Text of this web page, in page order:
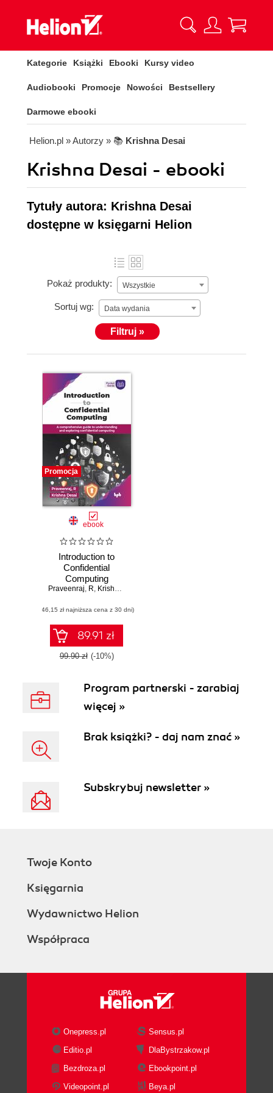
Kategorie Książki Ebooki Kursy video
Audiobooki Promocje Nowości Bestsellery
Darmowe ebooki
Helion.pl » Autorzy » 📚 Krishna Desai
Krishna Desai - ebooki
Tytuły autora: Krishna Desai
dostępne w księgarni Helion
Pokaż produkty: Wszystkie
Sortuj wg: Data wydania
Filtruj »
Promocja
ebook
Introduction to
Confidential
Computing
Praveenraj, R, Krishna Desai
(46,15 zł najniższa cena z 30 dni)
89.91 zł
99.90 zł (-10%)
Program partnerski - zarabiaj
więcej »
Brak książki? - daj nam znać »
Subskrybuj newsletter »
Twoje Konto
Księgarnia
Wydawnictwo Helion
Współpraca
Onepress.pl
Sensus.pl
Editio.pl
DlaBystrzakow.pl
Bezdroza.pl
Ebookpoint.pl
Videopoint.pl
Beya.pl